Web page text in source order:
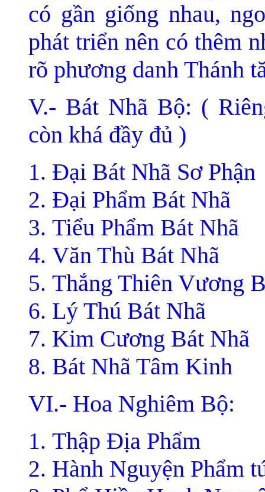
có gần giống nhau,
phát triển nên có thêm
rõ phương danh Thánh
V.- Bát Nhã Bộ: (
còn khá đầy đủ )
Ðại Bát Nhã Sơ Phận
Ðại Phẩm Bát Nhã
Tiểu Phẩm Bát Nhã
Văn Thù Bát Nhã
Thắng Thiên Vương
Lý Thú Bát Nhã
Kim Cương Bát Nhã
Bát Nhã Tâm Kinh
VI.- Hoa Nghiêm Bộ:
Thập Ðịa Phẩm
Hành Nguyện Phẩm